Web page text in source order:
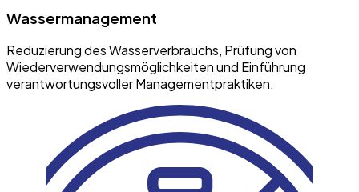
Wassermanagement
Reduzierung des Wasserverbrauchs, Prüfung von
Wiederverwendungsmöglichkeiten und Einführung
verantwortungsvoller Managementpraktiken.